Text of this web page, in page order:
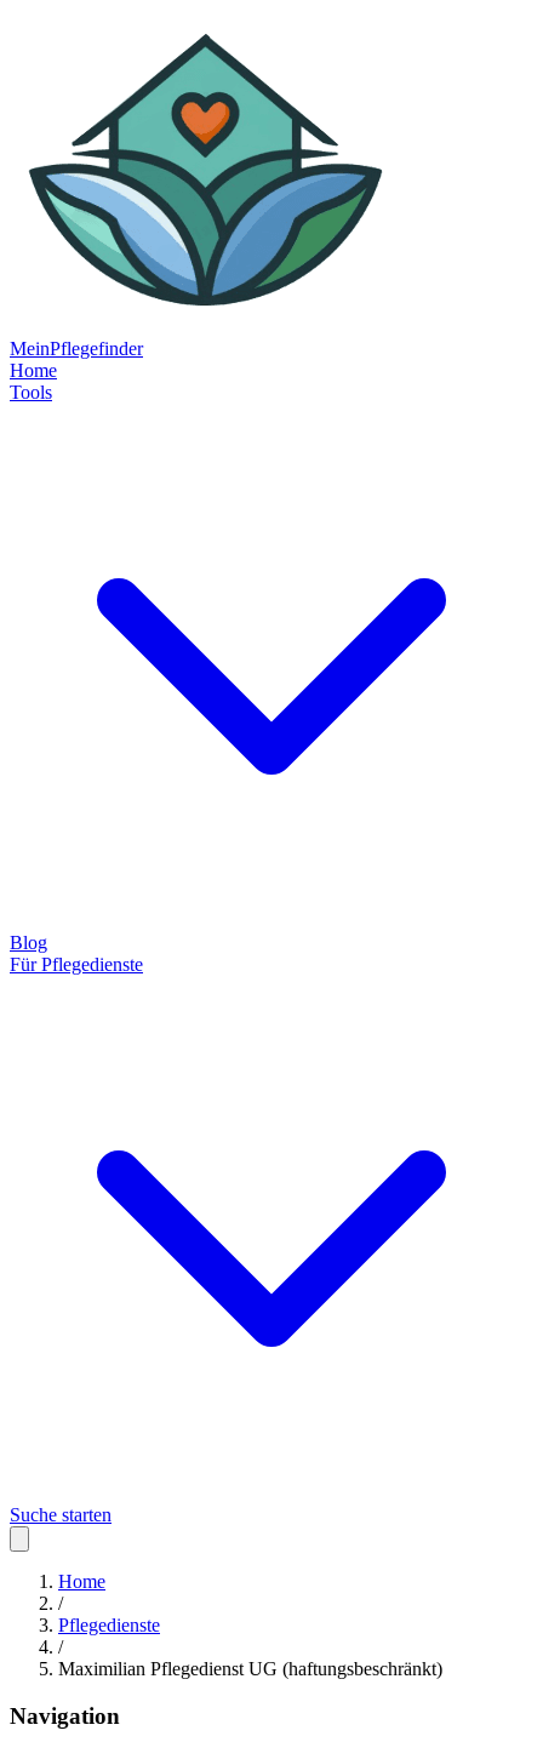
MeinPflegefinder
Home
Tools
Blog
Für Pflegedienste
Suche starten
Home
/
Pflegedienste
/
Maximilian Pflegedienst UG (haftungsbeschränkt)
Navigation